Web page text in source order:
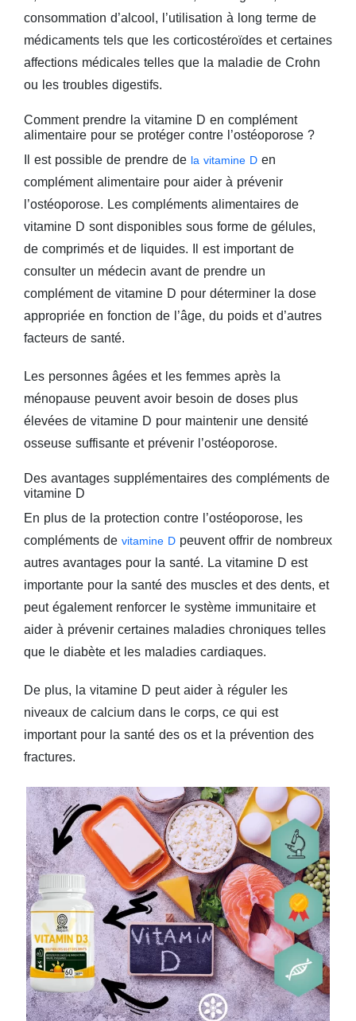
consommation d’alcool, l’utilisation à long terme de
médicaments tels que les corticostéroïdes et certaines
affections médicales telles que la maladie de Crohn
ou les troubles digestifs.
Comment prendre la vitamine D en complément
alimentaire pour se protéger contre l’ostéoporose ?
Il est possible de prendre de la vitamine Den
complément alimentaire pour aider à prévenir
l’ostéoporose. Les compléments alimentaires de
vitamine D sont disponibles sous forme de gélules,
de comprimés et de liquides. Il est important de
consulter un médecin avant de prendre un
complément de vitamine D pour déterminer la dose
appropriée en fonction de l’âge, du poids et d’autres
facteurs de santé.
Les personnes âgées et les femmes après la
ménopause peuvent avoir besoin de doses plus
élevées de vitamine D pour maintenir une densité
osseuse suffisante et prévenir l’ostéoporose.
Des avantages supplémentaires des compléments de
vitamine D
En plus de la protection contre l’ostéoporose, les
compléments devitamine D peuvent offrir de nombreux
autres avantages pour la santé. La vitamine D est
importante pour la santé des muscles et des dents, et
peut également renforcer le système immunitaire et
aider à prévenir certaines maladies chroniques telles
que le diabète et les maladies cardiaques.
De plus, la vitamine D peut aider à réguler les
niveaux de calcium dans le corps, ce qui est
important pour la santé des os et la prévention des
fractures.